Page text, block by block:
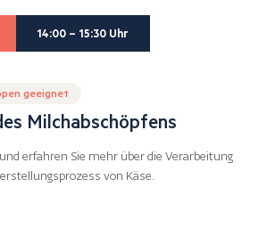
14:00 – 15:30 Uhr
geeignet
Milchabschöpfens
erfahren Sie mehr über die Verarbeitung
von Käse.